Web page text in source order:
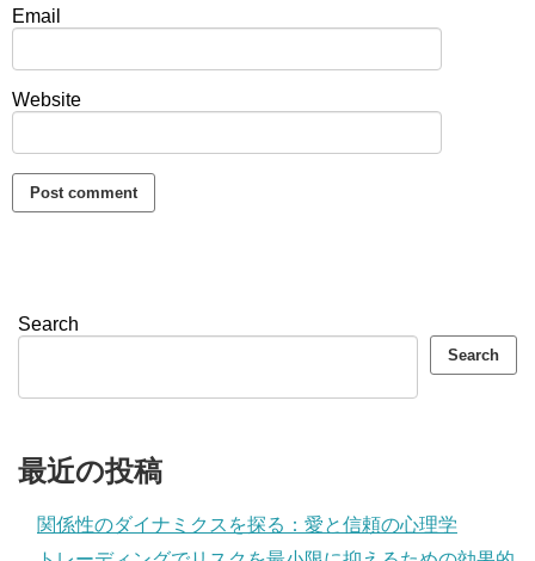
Email
Website
Search
Search
最近の投稿
関係性のダイナミクスを探る：愛と信頼の心理学